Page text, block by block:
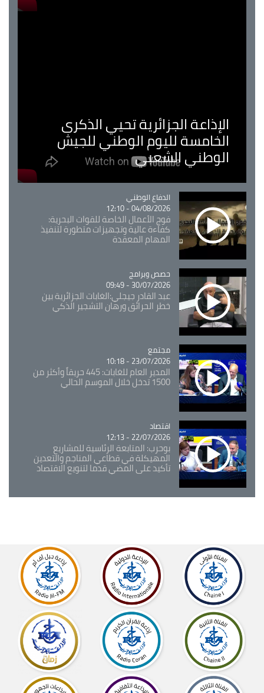
الإذاعة الجزائرية تحيي الذكرى
الخامسة لليوم الوطني للجيش
الوطني الشعبي
Catégorie
الدفاع الوطني
04/08/2026 - 12:10
فوج الأعمال الخاصة للقوات البحرية:
كفاءة عالية وتجهيزات متطورة لتنفيذ
المهام المعقدة
Catégorie
حصص وبرامج
30/07/2026 - 09:49
عبد القادر جيجلي:الغابات الجزائرية بين
خطر الحرائق ورهان التشجير الذكي
Catégorie
مجتمع
23/07/2026 - 10:18
المدير العام للغابات: 445 حريقاً وأكثر من
1500 تدخل خلال الموسم الحالي
Catégorie
اقتصاد
22/07/2026 - 12:13
بوحرب: المتابعة الرئاسية للمشاريع
المهيكلة في قطاعي المناجم والتعدين
تأكيد على المضي قدما لتنويع الاقتصاد